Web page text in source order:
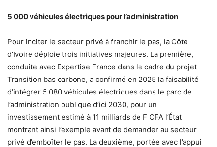
5 000 véhicules électriques pour l’administration
Pour inciter le secteur privé à franchir le pas, la Côte
d’Ivoire déploie trois initiatives majeures. La première,
conduite avec Expertise France dans le cadre du projet
Transition bas carbone, a confirmé en 2025 la faisabilité
d’intégrer 5 080 véhicules électriques dans le parc de
l’administration publique d’ici 2030, pour un
investissement estimé à 11 milliards de F CFA l’État
montrant ainsi l’exemple avant de demander au secteur
privé d’emboîter le pas. La deuxième, portée avec l’appui